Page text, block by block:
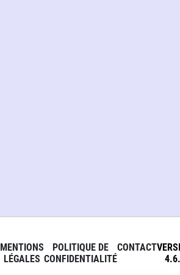
MENTIONS
LÉGALES
POLITIQUE DE
CONFIDENTIALITÉ
CONTACT